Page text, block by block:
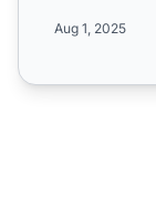
Aug 1, 2025